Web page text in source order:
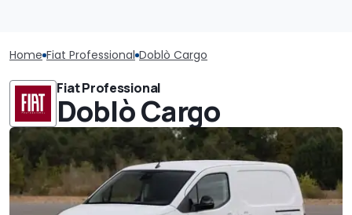
Home Fiat Professional Doblò Cargo
Fiat Professional
Doblò Cargo